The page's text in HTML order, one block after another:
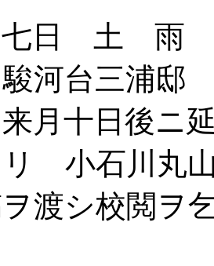
日 土 雨 午
河台三浦邸
月十日後ニ
小石川丸
ヲ渡シ校閲